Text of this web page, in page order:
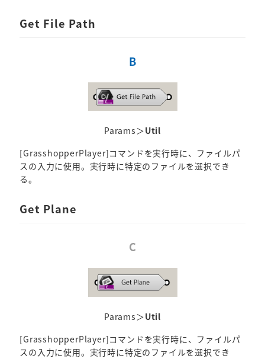
Get File Path
B
Params＞Util
[GrasshopperPlayer]コマンドを実行時に、ファイルパ
スの入力に使用。実行時に特定のファイルを選択でき
る。
Get Plane
C
Params＞Util
[GrasshopperPlayer]コマンドを実行時に、ファイルパ
スの入力に使用。実行時に特定のファイルを選択でき